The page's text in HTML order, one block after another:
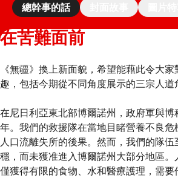
總幹事的話
在苦難面前
《無疆》換上新面貌，希望能藉此令大
趣，包括今期從不同角度展示的三宗人道
在尼日利亞東北部博爾諾州，政府軍與
年。我們的救援隊在當地目睹營養不良
人口流離失所的後果。然而，我們的隊
穩，而未獲准進入博爾諾州大部分地區。
僅獲得有限的食物、水和醫療護理，需要